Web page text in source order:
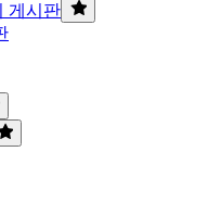
게시판